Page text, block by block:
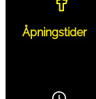
Åpningstider